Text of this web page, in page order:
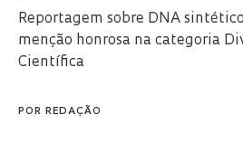
Reportagem sobre DNA
menção honrosa na categoria
Científica
POR REDAÇÃO